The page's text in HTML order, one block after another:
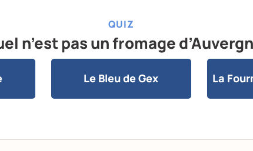
QUIZ
n’est pas un fromage
Le Bleu de Gex La